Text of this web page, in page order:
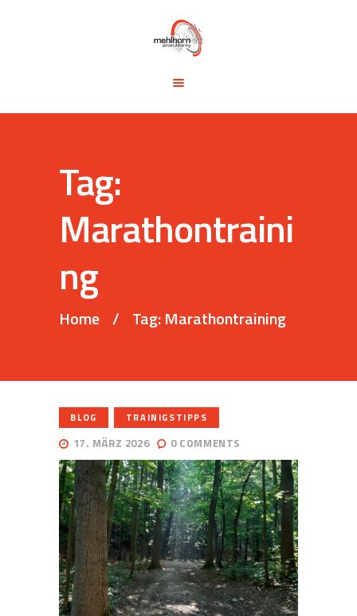
Tag:
Marathontraini
ng
Home Tag: Marathontraining
KONTAKT
BLOG TRAINIGSTIPPS
17. MÄRZ 2026 0 COMMENTS